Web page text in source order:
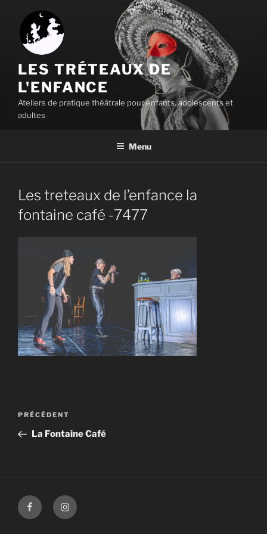
contenu
principal
LES TRÉTEAUX DE
L'ENFANCE
Ateliers de pratique théâtrale pour enfants, adolescents et
adultes
Menu
Les treteaux de l’enfance la
fontaine café -7477
Navigation
l’article
Article
précédent
PRÉCÉDENT
La Fontaine Café
FacebookInstagram